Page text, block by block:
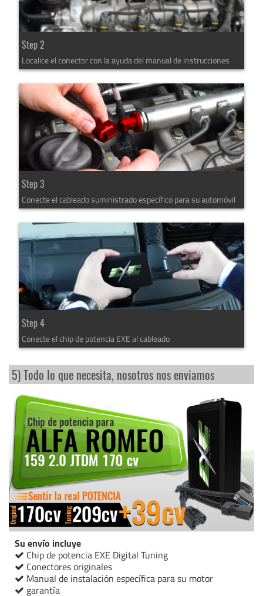
Step 2
Localice el conector con la ayuda del manual de instrucciones
Step 3
Conecte el cableado suministrado específico para su automóvil
Step 4
Conecte el chip de potencia EXE al cableado
5) Todo lo que necesita, nosotros nos enviamos
Su envío incluye
Chip de potencia EXE Digital Tuning
Conectores originales
Manual de instalación específica para su motor
garantía